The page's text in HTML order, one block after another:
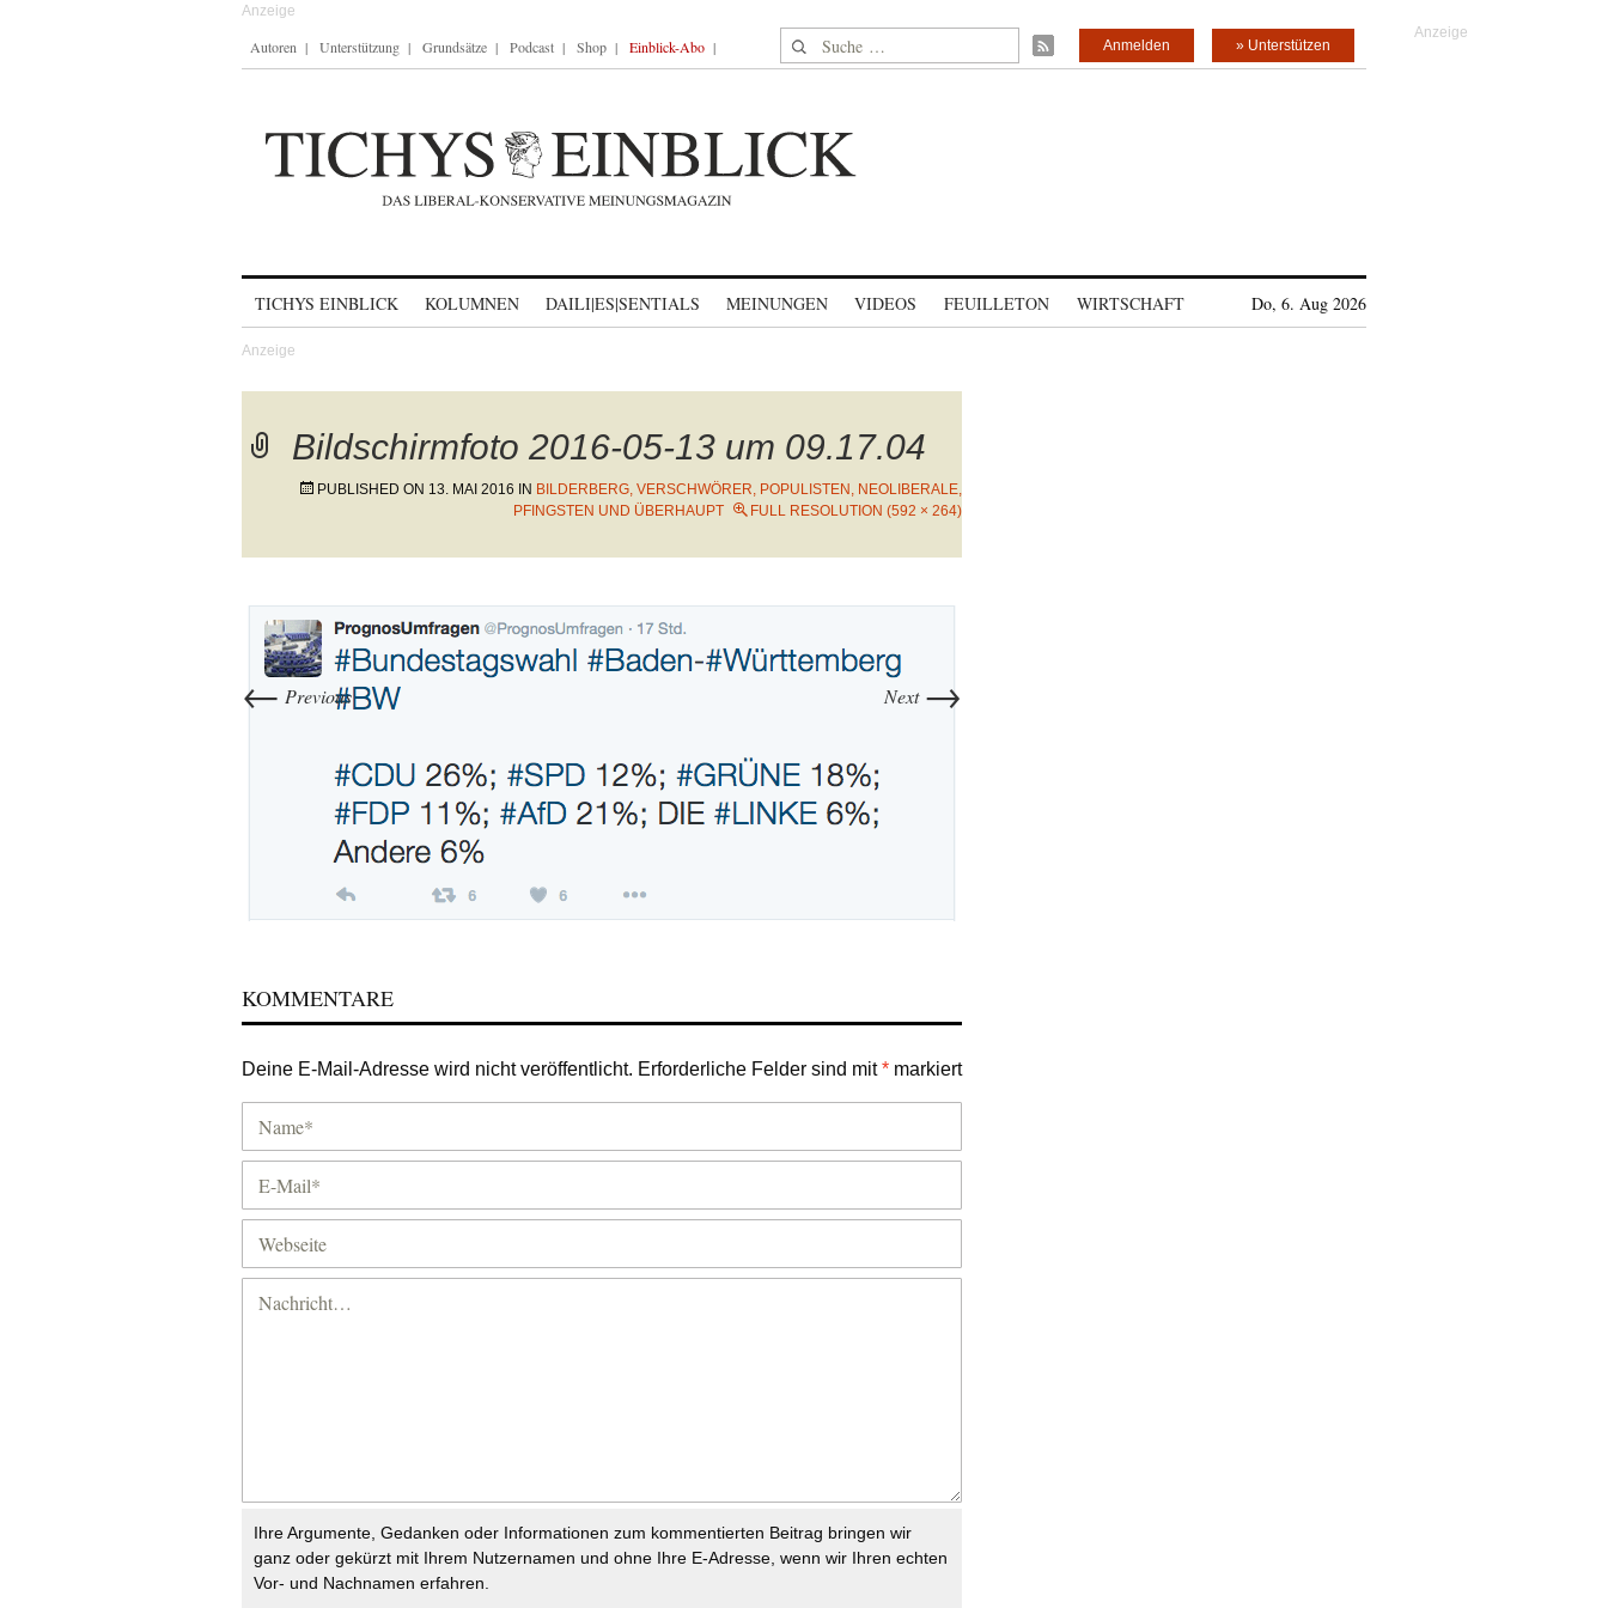
Autoren Unterstützung Grundsätze Podcast Shop Einblick-Abo Suche nach: » Unterstützen
Anmelden
TICHYS EINBLICK KOLUMNEN DAILI|ES|SENTIALS MEINUNGEN VIDEOS FEUILLETON WIRTSCHAFT Do, 6. Aug 2026
Bildschirmfoto 2016-05-13 um 09.17.04
PUBLISHED ON 13. MAI 2016 IN BILDERBERG, VERSCHWÖRER, POPULISTEN, NEOLIBERALE,
PFINGSTEN UND ÜBERHAUPT
FULL RESOLUTION (592 × 264)
← Previous Next →
KOMMENTARE
Deine E-Mail-Adresse wird nicht veröffentlicht. Erforderliche Felder sind mit* markiert
Ihre Argumente, Gedanken oder Informationen zum kommentierten Beitrag bringen wir
ganz oder gekürzt mit Ihrem Nutzernamen und ohne Ihre E-Adresse, wenn wir Ihren echten
Vor- und Nachnamen erfahren.